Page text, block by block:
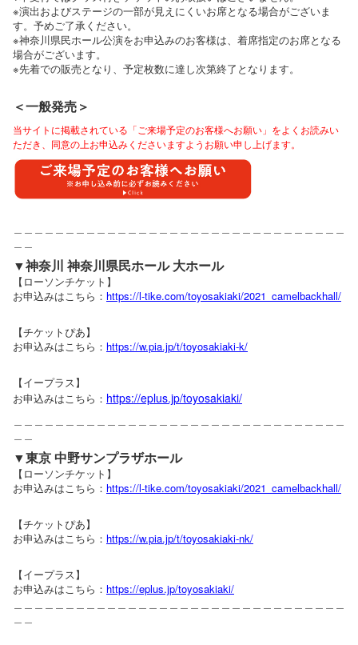
※演出およびステージの一部が見えにくいお席となる場合がございま
す。予めご了承ください。
※神奈川県民ホール公演をお申込みのお客様は、着席指定のお席となる
場合がございます。
※先着での販売となり、予定枚数に達し次第終了となります。
＜一般発売＞
当サイトに掲載されている「ご来場予定のお客様へお願い」をよくお読みい
ただき、同意の上お申込みくださいますようお願い申し上げます。
▼神奈川 神奈川県民ホール 大ホール
【ローソンチケット】
お申込みはこちら： https://l-tike.com/toyosakiaki/2021_camelbackhall/
【チケットぴあ】
お申込みはこちら： https://w.pia.jp/t/toyosakiaki-k/
【イープラス】
お申込みはこちら： https://eplus.jp/toyosakiaki/
▼東京 中野サンプラザホール
【ローソンチケット】
お申込みはこちら： https://l-tike.com/toyosakiaki/2021_camelbackhall/
【チケットぴあ】
お申込みはこちら： https://w.pia.jp/t/toyosakiaki-nk/
【イープラス】
お申込みはこちら： https://eplus.jp/toyosakiaki/